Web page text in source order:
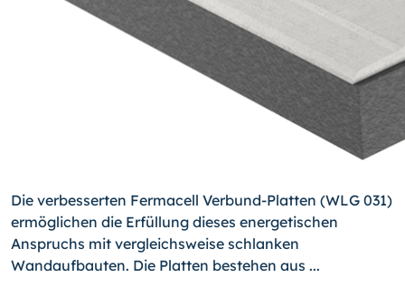
Die verbesserten Fermacell Verbund-Platten (WLG 031)
ermöglichen die Erfüllung die­ses energetischen
Anspruchs mit vergleichsweise schlanken
Wandaufbauten. Die Plat­ten bestehen aus ...